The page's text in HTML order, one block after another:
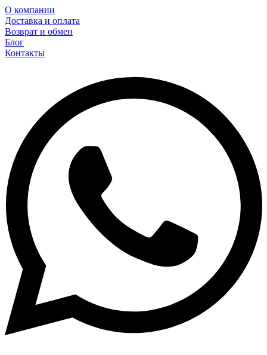
О компании
Доставка и оплата
Возврат и обмен
Блог
Контакты